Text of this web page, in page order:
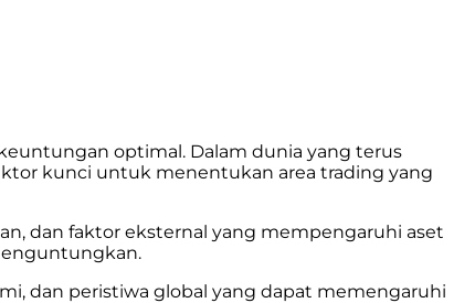
optimal. Dalam dunia yang terus
kunci untuk menentukan area trading yang
dan faktor eksternal yang mempengaruhi aset
dan peristiwa global yang dapat memengaruhi